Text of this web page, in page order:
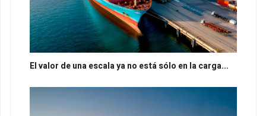
El valor de una escala ya no está sólo en la carga...